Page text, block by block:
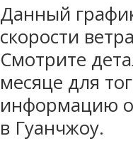
Данный
скорости
Смотрите
месяце для
информацию о
в Гуанчжоу.